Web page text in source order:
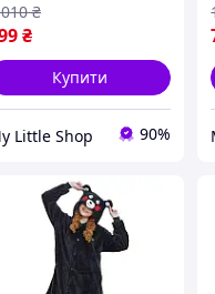
₴
₴
Купити
Little Shop 90%